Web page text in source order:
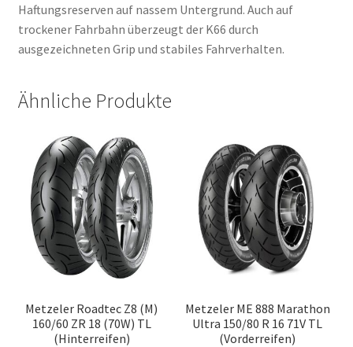
Haftungsreserven auf nassem Untergrund. Auch auf
trockener Fahrbahn überzeugt der K66 durch
ausgezeichneten Grip und stabiles Fahrverhalten.
Ähnliche Produkte
Metzeler Roadtec Z8 (M)
160/60 ZR 18 (70W) TL
(Hinterreifen)
Metzeler ME 888 Marathon
Ultra 150/80 R 16 71V TL
(Vorderreifen)